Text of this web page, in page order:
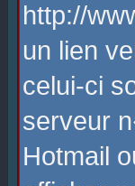
http://
un lien
celui-ci
serveur
Hotmail